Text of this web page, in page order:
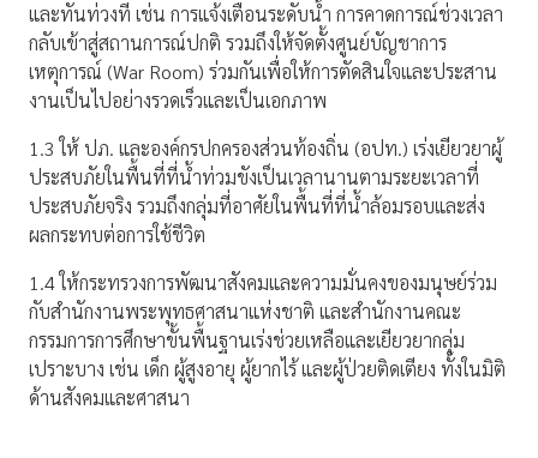
และทันท่วงที เช่น การแจ้งเตือนระดับน้ำ การคาดการณ์ช่วงเวลา
กลับเข้าสู่สถานการณ์ปกติ รวมถึงให้จัดตั้งศูนย์บัญชาการ
เหตุการณ์ (War Room) ร่วมกันเพื่อให้การตัดสินใจและประสาน
งานเป็นไปอย่างรวดเร็วและเป็นเอกภาพ
1.3 ให้ ปภ. และองค์กรปกครองส่วนท้องถิ่น (อปท.) เร่งเยียวยาผู้
ประสบภัยในพื้นที่ที่น้ำท่วมขังเป็นเวลานานตามระยะเวลาที่
ประสบภัยจริง รวมถึงกลุ่มที่อาศัยในพื้นที่ที่น้ำล้อมรอบและส่ง
ผลกระทบต่อการใช้ชีวิต
1.4 ให้กระทรวงการพัฒนาสังคมและความมั่นคงของมนุษย์ร่วม
กับสำนักงานพระพุทธศาสนาแห่งชาติ และสำนักงานคณะ
กรรมการการศึกษาขั้นพื้นฐานเร่งช่วยเหลือและเยียวยากลุ่ม
เปราะบาง เช่น เด็ก ผู้สูงอายุ ผู้ยากไร้ และผู้ป่วยติดเตียง ทั้งในมิติ
ด้านสังคมและศาสนา